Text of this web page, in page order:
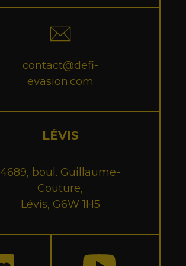
contact@defi-
evasion.com
LÉVIS
4689, boul. Guillaume-
Couture,
Lévis, G6W 1H5